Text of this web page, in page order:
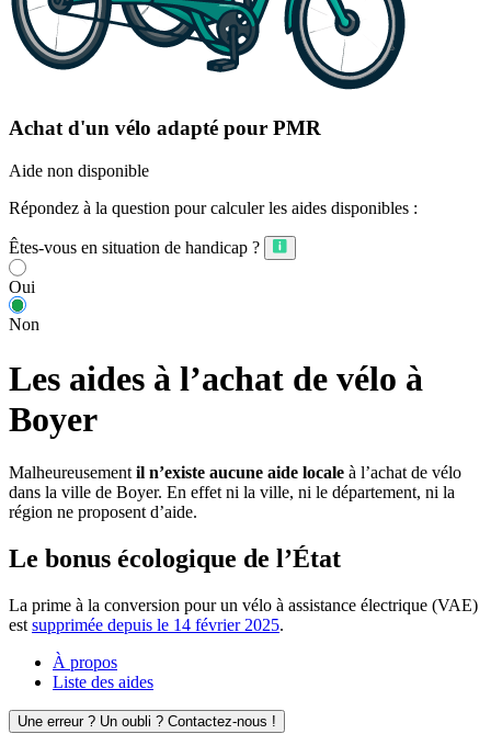
Achat d'un vélo adapté pour PMR
Aide non disponible
Répondez à la question pour calculer les aides disponibles :
Êtes-vous en situation de handicap ?
Oui
Non
Les aides à l’achat de vélo à
Boyer
Malheureusement il n’existe aucune aide locale à l’achat de vélo
dans la ville de Boyer. En effet ni la ville, ni le département, ni la
région ne proposent d’aide.
Le bonus écologique de l’État
La prime à la conversion pour un vélo à assistance électrique (VAE)
est supprimée depuis le 14 février 2025.
À propos
Liste des aides
Une erreur ? Un oubli ? Contactez-nous !